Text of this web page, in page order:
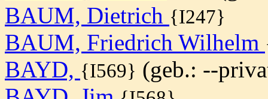
BAUM, Dietrich {I247}
BAUM, Friedrich Wilhelm
BAYD, {I569} (geb.: --